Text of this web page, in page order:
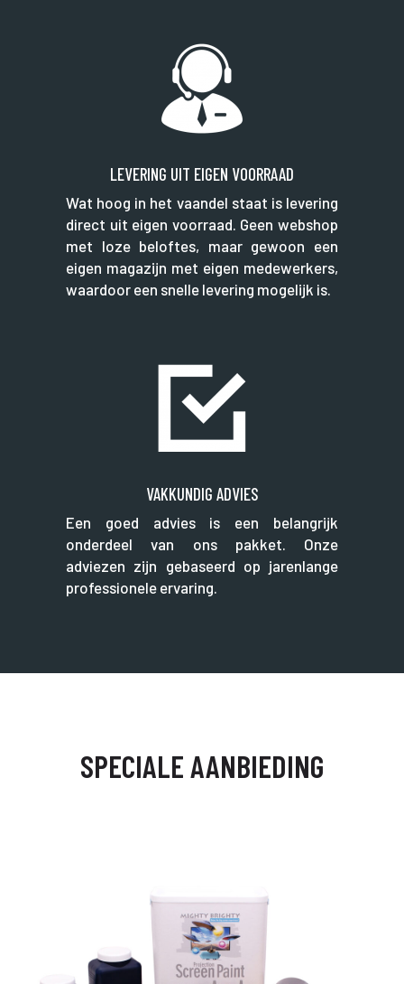
LEVERING UIT EIGEN VOORRAAD
Wat hoog in het vaandel staat is levering
direct uit eigen voorraad. Geen webshop
met loze beloftes, maar gewoon een
eigen magazijn met eigen medewerkers,
waardoor een snelle levering mogelijk is.
VAKKUNDIG ADVIES
Een goed advies is een belangrijk
onderdeel van ons pakket. Onze
adviezen zijn gebaseerd op jarenlange
professionele ervaring.
SPECIALE AANBIEDING